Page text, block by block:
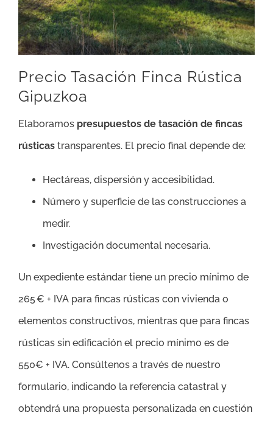
Precio Tasación Finca Rústica
Gipuzkoa
Elaboramos presupuestos de tasación de fincas
rústicas transparentes. El precio final depende de:
Hectáreas, dispersión y accesibilidad.
Número y superficie de las construcciones a
medir.
Investigación documental necesaria.
Un expediente estándar tiene un precio mínimo de
265 € + IVA para fincas rústicas con vivienda o
elementos constructivos, mientras que para fincas
rústicas sin edificación el precio mínimo es de
550€ + IVA. Consúltenos a través de nuestro
formulario, indicando la referencia catastral y
obtendrá una propuesta personalizada en cuestión